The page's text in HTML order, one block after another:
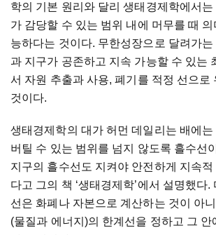
학의 기본 원리와 달리 생태경제학에서는
가 감당할 수 있는 범위 내에 머무를 때
능하다는 것이다. 무한성장으로 달려가
과 지구가 공존하고 지속 가능할 수 있는
서 자원 추출과 사용, 폐기를 적정 선으로
것이다.
생태경제학의 대가 허먼 데일리는 배에
버틸 수 있는 범위를 넘지 않도록 흘수선
지구의 흘수선도 지켜야 안전하게 지속적
다고 그의 책 ‘생태경제학’에서 설명했다.
선은 화폐나 자본으로 계산하는 것이 아
(물질과 에너지)의 한계선을 정하고 그